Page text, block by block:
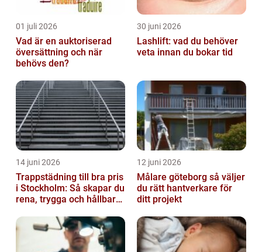
01 juli 2026
Vad är en auktoriserad
översättning och när
behövs den?
30 juni 2026
Lashlift: vad du behöver
veta innan du bokar tid
14 juni 2026
Trappstädning till bra pris
i Stockholm: Så skapar du
rena, trygga och hållbara
12 juni 2026
Målare göteborg så väljer
du rätt hantverkare för
ditt projekt